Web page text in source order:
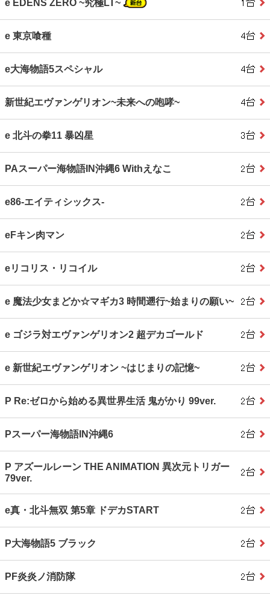
e EDENS ZERO ~究極LT~
e 東京喰種
e大海物語5スペシャル
新世紀エヴァンゲリオン~未来への咆哮~
e 北斗の拳11 暴凶星
PAスーパー海物語IN沖縄6 Withえなこ
e86‐エイティシックス‐
eFキン肉マン
eリコリス・リコイル
e 魔法少女まどか☆マギカ3 時間遡行~始まりの願い~
e ゴジラ対エヴァンゲリオン2 超デカゴールド
e 新世紀エヴァンゲリオン ~はじまりの記憶~
P Re:ゼロから始める異世界生活 鬼がかり 99ver.
Pスーパー海物語IN沖縄6
P アズールレーン THE ANIMATION 異次元トリガー
79ver.
e真・北斗無双 第5章 ドデカSTART
P大海物語5 ブラック
PF炎炎ノ消防隊